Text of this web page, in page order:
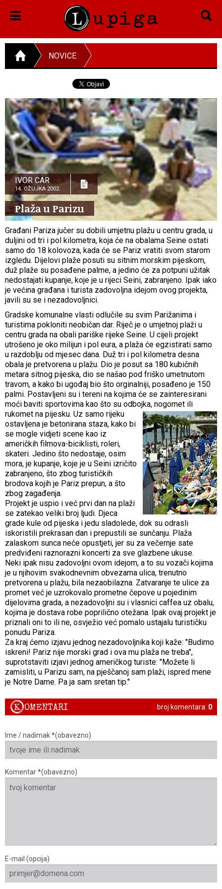
NOVICE
IVOR CAR
14. OŽUJKA 2002.
Plaža u Parizu
Građani Pariza jučer su dobili umjetnu plažu u centru grada, u
duljini od tri i pol kilometra, koja će na obalama Seine ostati
samo do 18 kolovoza, kada će se Pariz vratiti svom starom
izgledu. Dijelovi plaže posuti su sitnim morskim pijeskom,
duž plaže su posađene palme, a jedino će za potpuni užitak
nedostajati kupanje, koje je u rijeci Seini, zabranjeno. Ipak iako
je većina građana i turista zadovoljna idejom ovog projekta,
javili su se i nezadovoljnici.
Gradske komunalne vlasti odlučile su svim Parižanima i
turistima pokloniti neobičan dar. Riječ je o umjetnoj plaži u
centru grada na obali pariške rijeke Seine. U cijeli projekt
utrošeno je oko milijun i pol eura, a plaža će egzistirati samo
u razdoblju od mjesec dana. Duž tri i pol kilometra desna
obala je pretvorena u plažu. Dio je posut sa 180 kubičnih
metara sitnog pijeska, dio se našao pod friško umetnutom
travom, a kako bi ugođaj bio što orginalniji, posađeno je 150
palmi. Postavljeni su i tereni na kojima će se zainteresirani
moći baviti sportovima kao što su odbojka, nogomet ili
rukomet na pijesku. Uz samo rijeku
ostavljena je betonirana staza, kako bi
se mogle vidjeti scene kao iz
američkih filmova-biciklisti, roleri,
skateri. Jedino što nedostaje, osim
mora, je kupanje, koje je u Seini izričito
zabranjeno, što zbog turističkih
brodova kojih je Pariz prepun, a što
zbog zagađenja.
Projekt je uspio i već prvi dan na plaži
se zatekao veliki broj ljudi. Djeca
grade kule od pijeska i jedu sladolede, dok su odrasli
iskoristili prekrasan dan i prepustili se sunčanju. Plaža
zalaskom sunca neće opustjeti, jer su za večernje sate
predviđeni raznorazni koncerti za sve glazbene ukuse.
Neki ipak nisu zadovoljni ovom idejom, a to su vozači kojima
je u njihovim svakodnevnim obvezama ulica, trenutno
pretvorena u plažu, bila nezaobilazna. Zatvaranje te ulice za
promet već je uzrokovalo prometne čepove u pojedinim
dijelovima grada, a nezadovoljni su i vlasnici caffea uz obalu,
kojima je dostava robe poprilično otežana. Ipak ovaj projekt je
priznali oni to ili ne, osvježio već pomalo ustajalu turističku
ponudu Pariza.
Za kraj ćemo izjavu jednog nezadovoljnika koji kaže: "Budimo
iskreni! Pariz nije morski grad i ova mu plaža ne treba",
suprotstaviti izjavi jednog američkog turiste: "Možete li
zamisliti, u Parizu sam, na pješčanoj sam plaži, ispred mene
je Notre Dame. Pa ja sam sretan tip."
broj komentara: 0
KOMENTARI
Ime / nadimak *(obavezno)
Komentar *(obavezno)
E-mail (opcija)